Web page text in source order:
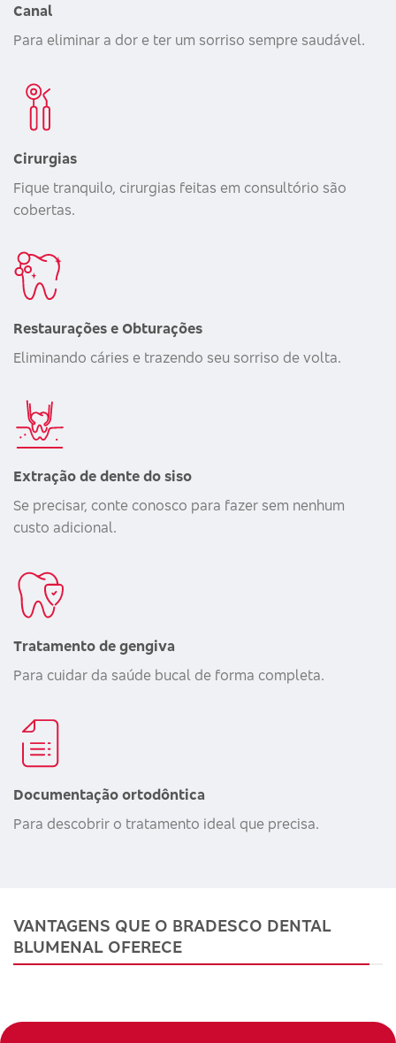
Canal
Para eliminar a dor e ter um sorriso sempre saudável.
Cirurgias
Fique tranquilo, cirurgias feitas em consultório são
cobertas.
Restaurações e Obturações
Eliminando cáries e trazendo seu sorriso de volta.
Extração de dente do siso
Se precisar, conte conosco para fazer sem nenhum
custo adicional.
Tratamento de gengiva
Para cuidar da saúde bucal de forma completa.
Documentação ortodôntica
Para descobrir o tratamento ideal que precisa.
VANTAGENS QUE O BRADESCO DENTAL
BLUMENAL OFERECE